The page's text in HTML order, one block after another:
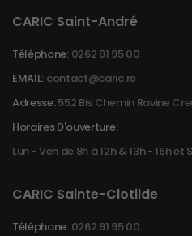
CARIC Saint-André
Téléphone: 0262 91 95 00
EMAIL: contact@caric.re
Adresse:552 Bis Chemin Ravine
Horaires D'ouverture:
Lun - Ven de 8h à 12h & 13h - 16h et
CARIC Sainte-Clotilde
Téléphone: 0262 91 95 00